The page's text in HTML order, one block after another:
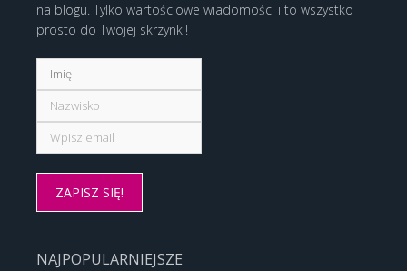
na blogu. Tylko wartościowe wiadomości i to wszystko
prosto do Twojej skrzynki!
NAJPOPULARNIEJSZE